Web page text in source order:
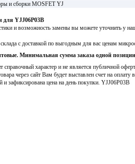
и сборки MOSFET YJ
для YJJ06P03B
и возможность замены вы можете уточнить у
с доставкой по выгодным для вас ценам
Минимальная сумма заказа одной
характер и не является публичной
через сайт Вам будет выставлен счет на оплату
и зафиксирована цена на день покупки. YJJ06P03B